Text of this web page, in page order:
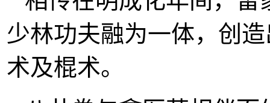
少林功夫融为一体，创
术及棍术。